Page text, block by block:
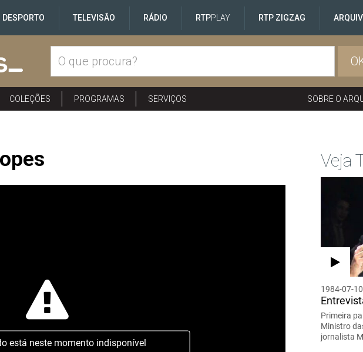
DESPORTO TELEVISÃO RÁDIO RTPPLAY RTP ZIGZAG
COLEÇÕES PROGRAMAS SERVIÇOS SOBRE O
está neste momento indisponível
Veja
1984-07-10
Primeira
Ministro
jornalista